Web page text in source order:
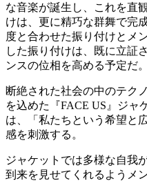
な音楽が誕生し、これを直
けは、更に精巧な群舞で完
度と合わせた振り付けとメ
した振り付けは、既に立証
ンスの位相を高める予定だ。
断絶された社会の中のテク
を込めた『FACE US』ジャ
は、「私たちという希望と
感を刺激する。
ジャケットでは多様な自我
到来を見せてくれるようメ